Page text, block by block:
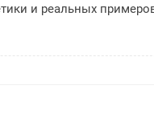
и реальных